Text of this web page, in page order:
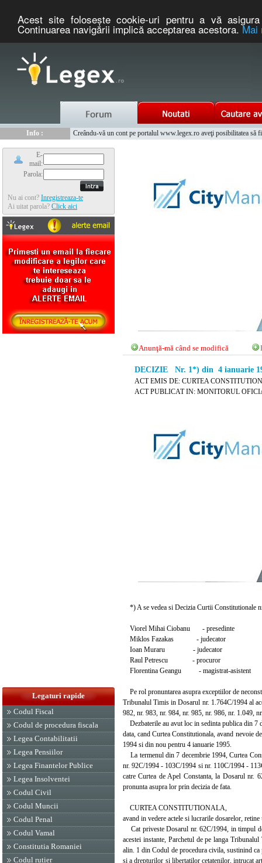
Acest site foloseşte cookie-uri pentru a vă
Continuarea navigării implică acceptarea acestora.Mai
Info :
www.tntauto.ro - Managementul Integrat al Parcului Auto
E-
mail:
Parola:
Nu ai cont? Inregistreaza-te
Ai uitat parola? Click aici
Legaturi rapide
Codul Fiscal
Codul de procedura fiscala
Legea Contabilitatii
Legea Pensiilor
Legea Finantelor Publice
Legea Insolventei
Codul Civil
Codul Muncii
Codul Penal
Codul Vamal
Constitutia Romaniei
Codul rutier
Anunţă-mă când se modifică
DECIZIE Nr. 1*) din 4 ianuarie
ACT EMIS DE: CURTEA
ACT PUBLICAT IN: MONITORUL
*) A se vedea si Decizia Curtii Constitutionale
Viorel Mihai Ciobanu - presedinte
Miklos Fazakas - judecator
Ioan Muraru - judecator
Raul Petrescu - procuror
Florentina Geangu - magistrat-asistent
Pe rol pronuntarea asupra exceptiilor de
Tribunalul Timis in Dosarul nr. 1.764C/1994 al
982, nr. 983, nr. 984, nr. 985, nr. 986, nr. 1.049,
Dezbaterile au avut loc in sedinta publica din 7
data, cand Curtea Constitutionala, avand nevoie
1994 si din nou pentru 4 ianuarie 1995.
La termenul din 7 decembrie 1994, Curtea
nr. 92C/1994 - 103C/1994 si nr. 110C/1994 -
catre Curtea de Apel Constanta, la Dosarul nr.
pronunta asupra lor prin decizia de fata.
CURTEA CONSTITUTIONALA,
avand in vedere actele si lucrarile dosarelor, retine
Cat priveste Dosarul nr. 62C/1994, in timpul
acestei instante, Parchetul de pe langa
alin. 1 din Codul de procedura civila, sustinind
si a drepturilor si libertatilor cetatenilor, intrucat